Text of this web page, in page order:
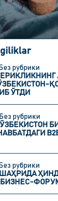
рубрики
ЎТДИ
рубрики
рубрики